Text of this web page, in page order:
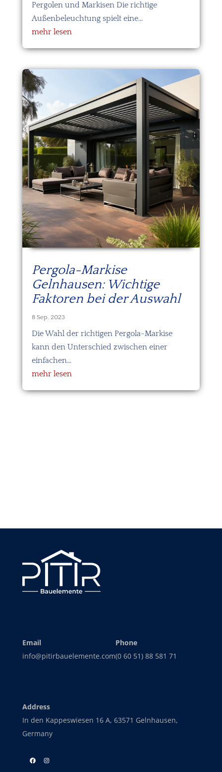
Pergolen und Markisen Die richtige
Außenbeleuchtung spielt eine...
mehr lesen
Pergola-Markise
Gelnhausen: Wichtige
Faktoren bei der Auswahl
8 Sep. 2023
Die Wahl der richtigen Pergola-Markise
kann den Unterschied zwischen einer
einfachen...
mehr lesen
Email
info@pitirbauelemente.com
Phone
(0 60 51) 88 581 71
Address
In den Kappeswiesen 16 A, 63571 Gelnhausen,
Germany
FacebookInstagram